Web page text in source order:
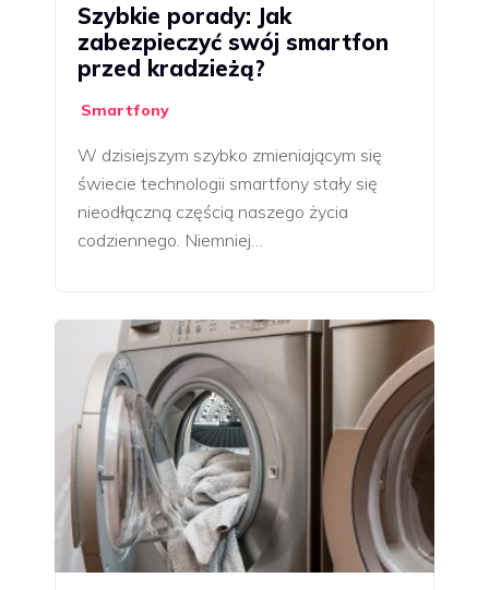
Szybkie porady: Jak
zabezpieczyć swój smartfon
przed kradzieżą?
Smartfony
W dzisiejszym szybko zmieniającym się
świecie technologii smartfony stały się
nieodłączną częścią naszego życia
codziennego. Niemniej…